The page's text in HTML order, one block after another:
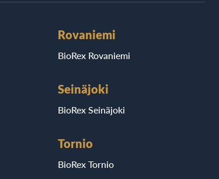
Rovaniemi
BioRex Rovaniemi
Seinäjoki
BioRex Seinäjoki
Tornio
BioRex Tornio